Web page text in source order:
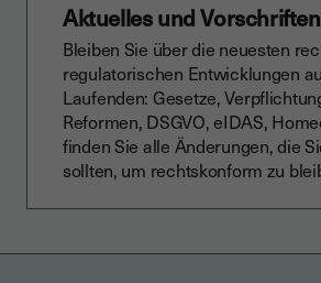
Aktuelles und Vorschriften
Bleiben Sie über die neuesten
regulatorischen Entwicklungen
Laufenden: Gesetze,
Reformen, DSGVO, eIDAS,
finden Sie alle Änderungen, die
sollten, um rechtskonform zu